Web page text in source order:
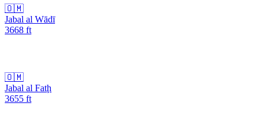
🇴🇲
Jabal al Wādī
3668 ft
🇴🇲
Jabal al Fatḩ
3655 ft